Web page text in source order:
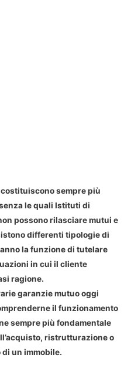
sempre più
le quali Istituti di
possono rilasciare mutui e
differenti tipologie di
la funzione di tutelare
in cui il cliente
ragione.
garanzie mutuo oggi
il funzionamento
sempre più fondamentale
ristrutturazione o
un immobile.